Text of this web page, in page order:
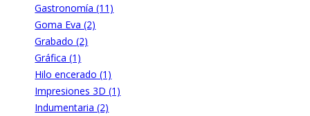
Gastronomía (11)
Goma Eva (2)
Grabado (2)
Gráfica (1)
Hilo encerado (1)
Impresiones 3D (1)
Indumentaria (2)